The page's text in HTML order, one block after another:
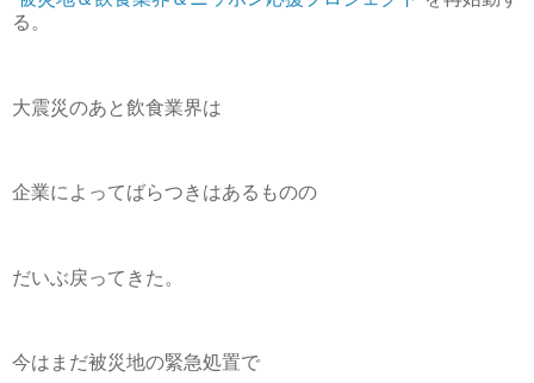
る。
大震災のあと飲食業界は
企業によってばらつきはあるものの
だいぶ戻ってきた。
今はまだ被災地の緊急処置で